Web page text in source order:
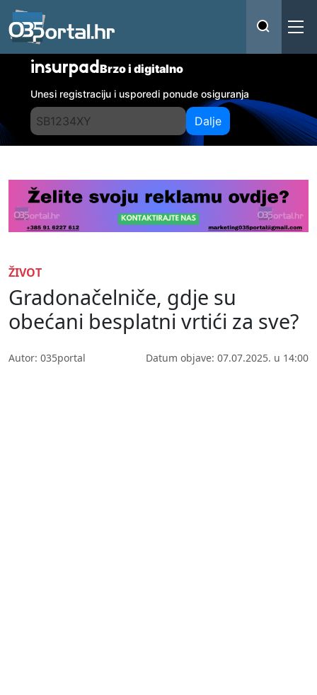
insurpadBrzo i digitalno
Unesi registraciju i usporedi ponude osiguranja
Dalje
ŽIVOT
Gradonačelniče, gdje su
obećani besplatni vrtići za sve?
Autor: 035portal Datum objave: 07.07.2025. u 14:00